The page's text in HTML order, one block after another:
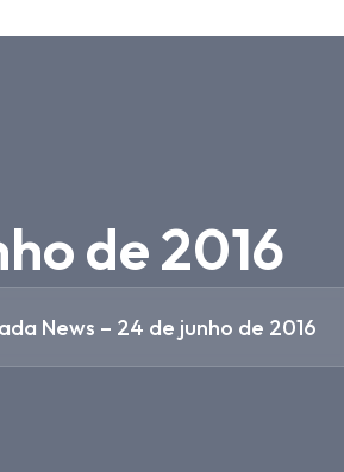
de 2016
News – 24 de junho de 2016